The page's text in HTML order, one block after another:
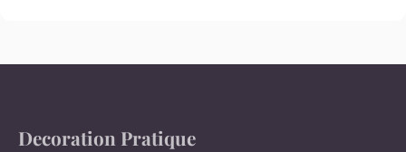
Decoration Pratique